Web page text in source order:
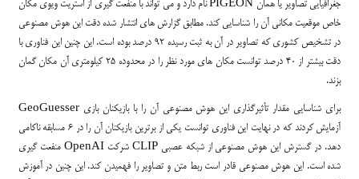
جغرافیایی تصاویر یا همان PIGEON نام دارد و می تواند با منفعت گیری از استریت ویوی مکان
خاص موقعیت مکانی آن را شناسایی کند. مطابق گزارش های انتشار شده دقت این هوش مصنوعی
در تشخیص کشوری که تصاویر در آن به ثبت رسیده ۹۲ درصد بوده است. این چنین این فناوری با
دقت بیشتر از ۴۰ درصد توانست مکان های مورد نظر را در محدوده ۲۵ کیلومتری آن مکان گمان
بزند.
برای شناسایی مقدار تأثیرگذاری این هوش مصنوعی آن را با بازیکنان بازی GeoGuesser
آزمایش کردند که در نهایت این فناوری توانست یکی از برترین بازیکنان آن را در ۶ مسابقه ناکامی
دهد. در گسترش این هوش مصنوعی از شبکه عصبی CLIP شرکت OpenAI منفعت گیری
شده است. این هوش مصنوعی قادر است ربط متن و تصاویر را فهمیدن کند‌. این چنین در آموزش